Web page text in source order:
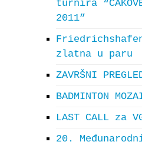
turnira
2011”
zlatna u paru
ZAVRŠNI
BADMINTON
LAST CALL za
20.